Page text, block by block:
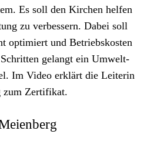
Es soll den Kirchen helfen
zu verbessern. Dabei soll
opti­miert und Betrieb­skosten
gelangt ein Umwelt­
Im Video erk­lärt die Lei­t­erin
zum Zer­ti­fikat.